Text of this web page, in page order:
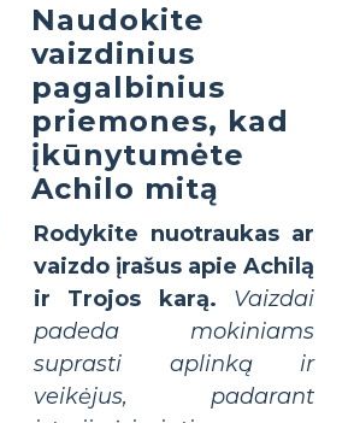
Naudokite
vaizdinius
pagalbinius
priemones, kad
įkūnytumėte
Achilo mitą
Rodykite nuotraukas ar
vaizdo įrašus apie Achilą
ir Trojos karą.
Vaizdai
padeda mokiniams
suprasti aplinką ir
veikėjus, padarant